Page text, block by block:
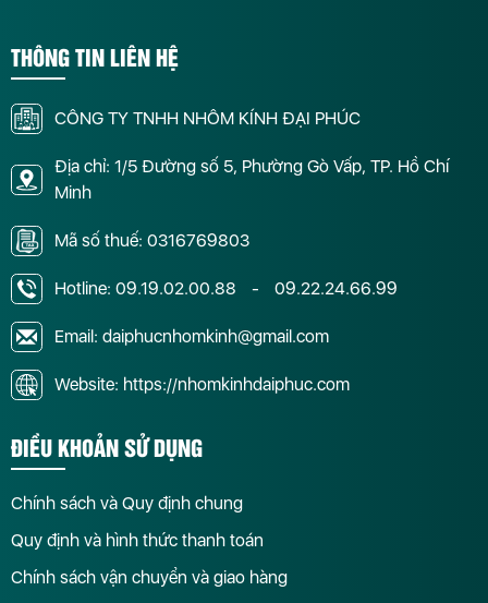
THÔNG TIN LIÊN HỆ
CÔNG TY TNHH NHÔM KÍNH ĐẠI PHÚC
Địa chỉ: 1/5 Đường số 5, Phường Gò Vấp, TP. Hồ Chí
Minh
Mã số thuế: 0316769803
Hotline: 09.19.02.00.88 - 09.22.24.66.99
Email: daiphucnhomkinh@gmail.com
Website: https://nhomkinhdaiphuc.com
ĐIỀU KHOẢN SỬ DỤNG
Chính sách và Quy định chung
Quy định và hình thức thanh toán
Chính sách vận chuyển và giao hàng